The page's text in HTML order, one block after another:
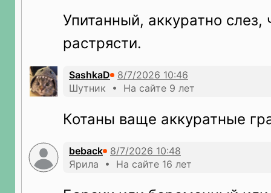
Упитанный, аккуратно слез,
растрясти.
SashkaD
Шутник • На сайте 9 лет
Котаны ваще аккуратные
beback
Ярила • На сайте 16 лет